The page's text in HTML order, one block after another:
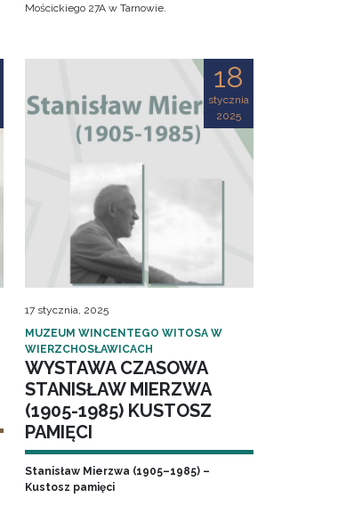
Mościckiego 27A w Tarnowie.
18
stycznia
2025
17 stycznia, 2025
MUZEUM WINCENTEGO WITOSA W
WIERZCHOSŁAWICACH
WYSTAWA CZASOWA
STANISŁAW MIERZWA
(1905-1985) KUSTOSZ
PAMIĘCI
Stanisław Mierzwa (1905–1985) –
Kustosz pamięci